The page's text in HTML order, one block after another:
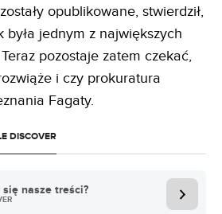
opublikowane, stwierdził,
była jednym z największych
pozostaje zatem czekać,
i czy prokuratura
Fagaty.
DISCOVER
nasze treści?